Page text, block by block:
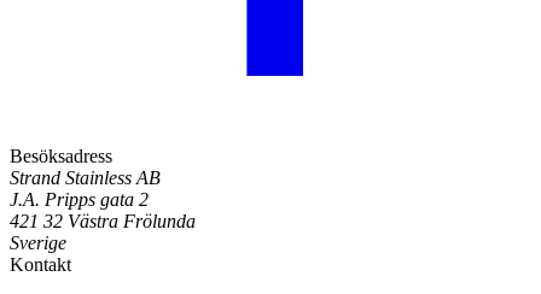
Besöksadress
Strand Stainless AB
J.A. Pripps gata 2
421 32 Västra Frölunda
Sverige
Kontakt